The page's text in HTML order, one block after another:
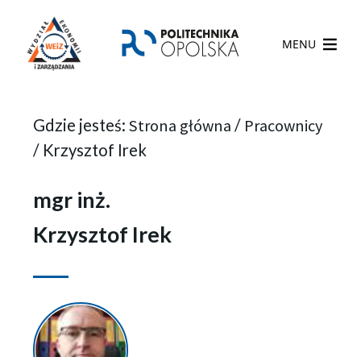
MENU
Gdzie jesteś: Strona główna / Pracownicy
/ Krzysztof Irek
mgr inż.
Krzysztof Irek